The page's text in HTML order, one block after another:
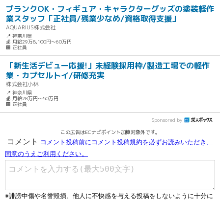
ブランクOK・フィギュア・キャラクターグッズの塗装軽作
業スタッフ「正社員/残業少なめ/資格取得支援」
AQUARIUS株式会社
📍 神奈川県
💰 月給29万8,100円～60万円
🏢 正社員
「新生活デビュー応援!」未経験採用枠/製造工場での軽作
業・カプセルトイ/研修充実
株式会社小林
📍 神奈川県
💰 月給28万円～50万円
🏢 正社員
Sponsored by
この広告はECナビポイント加算対象外です。